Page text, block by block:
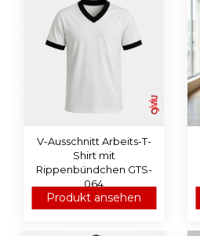
V-Ausschnitt Arbeits-T-
Shirt mit
Rippenbündchen GTS-
064
Produkt ansehen